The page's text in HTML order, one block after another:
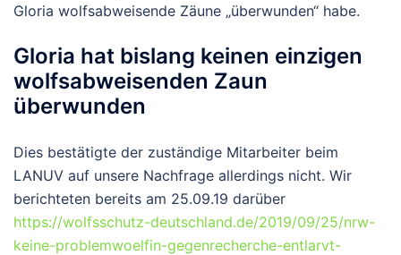
Gloria wolfsabweisende Zäune „überwunden“ habe.
Gloria hat bislang keinen einzigen
wolfsabweisenden Zaun
überwunden
Dies bestätigte der zuständige Mitarbeiter beim
LANUV auf unsere Nachfrage allerdings nicht. Wir
berichteten bereits am 25.09.19 darüber
https://wolfsschutz-deutschland.de/2019/09/25/nrw-
keine-problemwoelfin-gegenrecherche-entlarvt-